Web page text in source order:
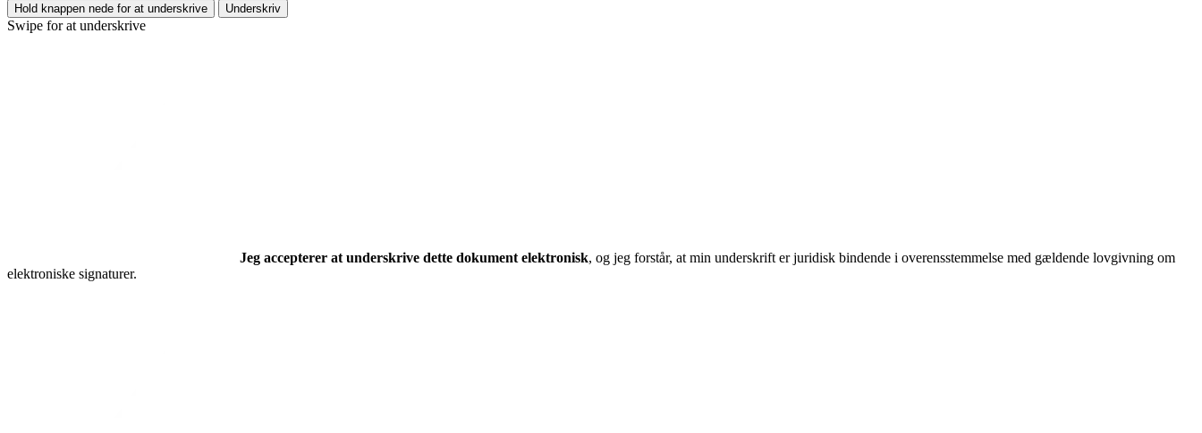
Hold knappen nede for at underskrive Underskriv
Swipe for at underskrive
Jeg accepterer at underskrive dette dokument elektronisk, og jeg forstår, at min underskrift er juridisk bindende i overensstemmelse med gældende lovgivning om
elektroniske signaturer.